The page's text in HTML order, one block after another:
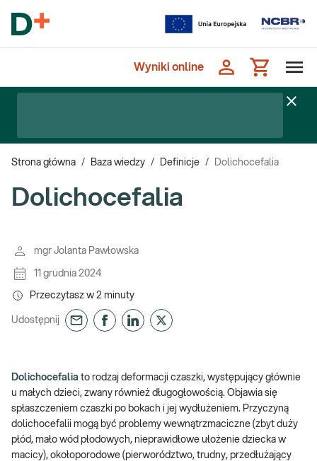
Wyniki online
Strona główna / Baza wiedzy / Definicje / Dolichocefalia
Dolichocefalia
mgr Jolanta Pawłowska
11 grudnia 2024
Przeczytasz w 2 minuty
Udostępnij
Dolichocefalia to rodzaj deformacji czaszki, występujący głównie
u małych dzieci, zwany również długogłowością. Objawia się
spłaszczeniem czaszki po bokach i jej wydłużeniem. Przyczyną
dolichocefalii mogą być problemy wewnątrzmaciczne (zbyt duży
płód, mało wód płodowych, nieprawidłowe ułożenie dziecka w
macicy), okołoporodowe (pierworództwo, trudny, przedłużający